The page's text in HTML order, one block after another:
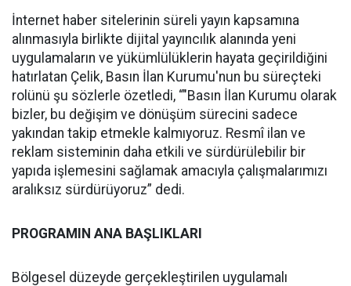
İnternet haber sitelerinin süreli yayın kapsamına
alınmasıyla birlikte dijital yayıncılık alanında yeni
uygulamaların ve yükümlülüklerin hayata geçirildiğini
hatırlatan Çelik, Basın İlan Kurumu'nun bu süreçteki
rolünü şu sözlerle özetledi, “"Basın İlan Kurumu olarak
bizler, bu değişim ve dönüşüm sürecini sadece
yakından takip etmekle kalmıyoruz. Resmî ilan ve
reklam sisteminin daha etkili ve sürdürülebilir bir
yapıda işlemesini sağlamak amacıyla çalışmalarımızı
aralıksız sürdürüyoruz” dedi.
PROGRAMIN ANA BAŞLIKLARI
Bölgesel düzeyde gerçekleştirilen uygulamalı